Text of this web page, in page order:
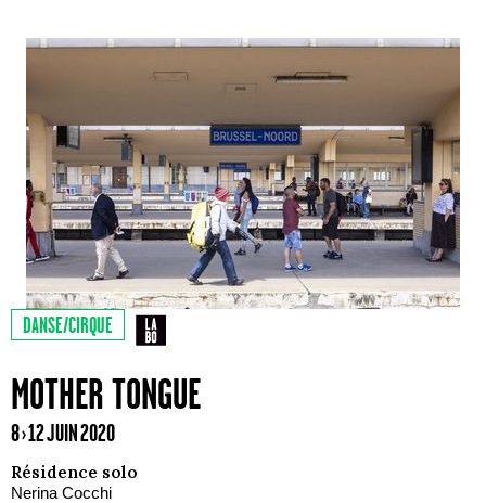
DANSE/CIRQUE
MOTHER TONGUE
8 › 12 JUIN 2020
Résidence solo
Nerina Cocchi